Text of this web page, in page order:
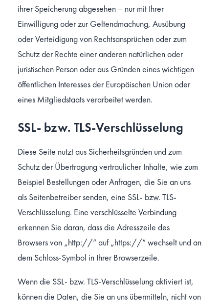
ihrer Speicherung abgesehen – nur mit Ihrer
Einwilligung oder zur Geltendmachung, Ausübung
oder Verteidigung von Rechtsansprüchen oder zum
Schutz der Rechte einer anderen natürlichen oder
juristischen Person oder aus Gründen eines wichtigen
öffentlichen Interesses der Europäischen Union oder
eines Mitgliedstaats verarbeitet werden.
SSL- bzw. TLS-Verschlüsselung
Diese Seite nutzt aus Sicherheitsgründen und zum
Schutz der Übertragung vertraulicher Inhalte, wie zum
Beispiel Bestellungen oder Anfragen, die Sie an uns
als Seitenbetreiber senden, eine SSL- bzw. TLS-
Verschlüsselung. Eine verschlüsselte Verbindung
erkennen Sie daran, dass die Adresszeile des
Browsers von „http://“ auf „https://“ wechselt und an
dem Schloss-Symbol in Ihrer Browserzeile.
Wenn die SSL- bzw. TLS-Verschlüsselung aktiviert ist,
können die Daten, die Sie an uns übermitteln, nicht von